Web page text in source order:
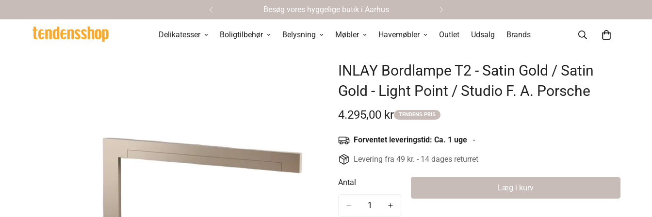
Besøg vores hyggelige butik i Aarhus
Delikatesser Boligtilbehør Belysning Møbler Havemøbler Outlet Udsalg Brands
INLAY Bordlampe T2 - Satin Gold / Satin
Gold - Light Point / Studio F. A. Porsche
Udsalgspris
4.295,00 kr TENDENS PRIS
Forventet leveringstid: Ca. 1 uge -
Levering fra 49 kr. - 14 dages returret
Antal
Læg i kurv